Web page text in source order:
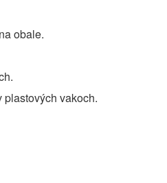
obale.
plastových vakoch.